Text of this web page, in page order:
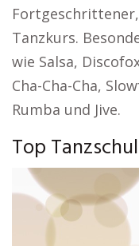
Tanzkurs.
wie Salsa,
Cha-Cha-Cha,
Rumba und Jive.
Top